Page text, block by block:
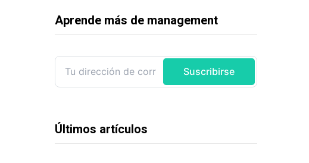
Aprende más de management
Últimos artículos